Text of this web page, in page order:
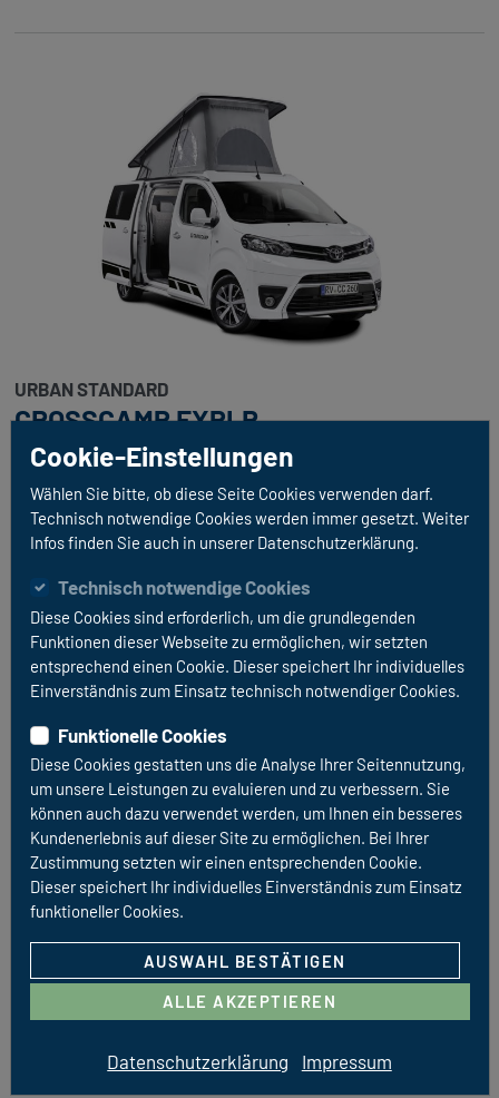
URBAN STANDARD
CROSSCAMP EXPLR
CROSSCAMP inkl. Aufstelldach 2,0 HDI 144 PS inkl.
herausnehmbarer Küche (Gaskocher, Kühlbox etc.)
Klimaautomatik, Standheizung, Rückfahrkamera,
Tempomat und Markise
FAHRZEUGDETAILS
Dethleffs Globetrail 600 Fiat
Cookie-Einstellungen
Wählen Sie bitte, ob diese Seite Cookies verwenden darf.
Technisch notwendige Cookies werden immer gesetzt. Weiter
Infos finden Sie auch in unserer Datenschutzerklärung.
Technisch notwendige Cookies
Diese Cookies sind erforderlich, um die grundlegenden
Funktionen dieser Webseite zu ermöglichen, wir setzten
entsprechend einen Cookie. Dieser speichert Ihr individuelles
Einverständnis zum Einsatz technisch notwendiger Cookies.
Funktionelle Cookies
Diese Cookies gestatten uns die Analyse Ihrer Seitennutzung,
um unsere Leistungen zu evaluieren und zu verbessern. Sie
können auch dazu verwendet werden, um Ihnen ein besseres
Kundenerlebnis auf dieser Site zu ermöglichen. Bei Ihrer
Zustimmung setzten wir einen entsprechenden Cookie.
Dieser speichert Ihr individuelles Einverständnis zum Einsatz
funktioneller Cookies.
AUSWAHL BESTÄTIGEN
ALLE AKZEPTIEREN
Datenschutzerklärung Impressum